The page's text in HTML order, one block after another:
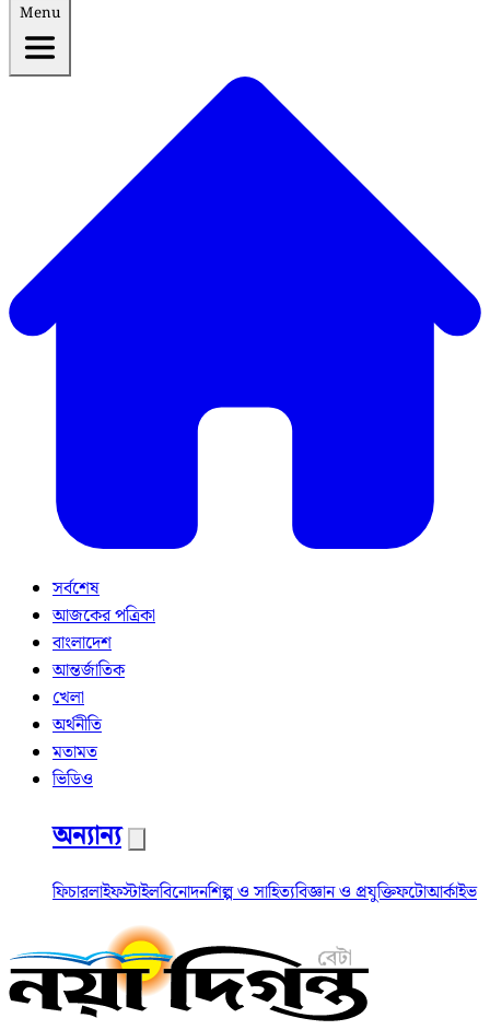
Menu
সর্বশেষ
আজকের পত্রিকা
বাংলাদেশ
আন্তর্জাতিক
খেলা
অর্থনীতি
মতামত
ভিডিও
অন্যান্য
ফিচারলাইফস্টাইলবিনোদনশিল্প ও সাহিত্যবিজ্ঞান ও প্রযুক্তিফটোআর্কাইভ